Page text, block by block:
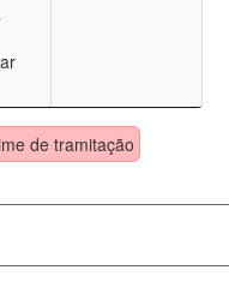
de tramitação